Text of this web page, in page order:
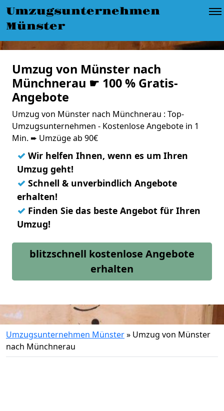
Umzugsunternehmen
Münster
Umzug von Münster nach
Münchnerau ☛ 100 % Gratis-
Angebote
Umzug von Münster nach Münchnerau : Top-
Umzugsunternehmen - Kostenlose Angebote in 1
Min. ➨ Umzüge ab 90€
✓ Wir helfen Ihnen, wenn es um Ihren
Umzug geht!
✓ Schnell & unverbindlich Angebote
erhalten!
✓ Finden Sie das beste Angebot für Ihren
Umzug!
blitzschnell kostenlose Angebote
erhalten
Umzugsunternehmen Münster» Umzug von Münster
nach Münchnerau